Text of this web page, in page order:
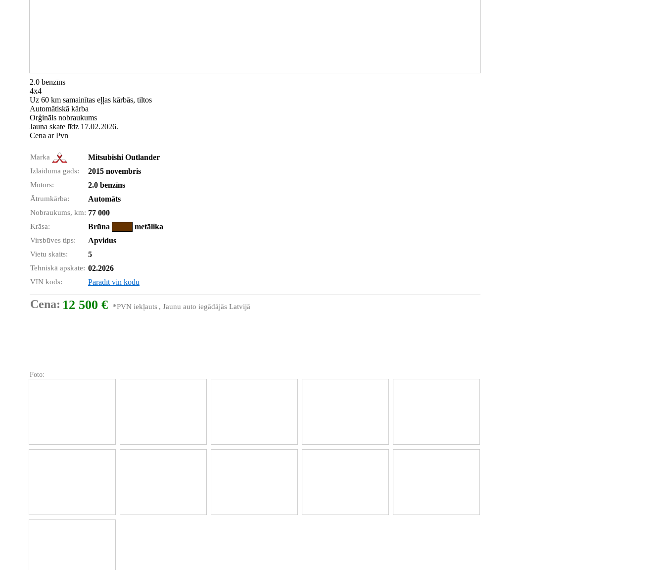
2.0 benzīns
4x4
Uz 60 km samainītas eļļas kārbās, tiltos
Automātiskā kārba
Orģināls nobraukums
Jauna skate līdz 17.02.2026.
Cena ar Pvn
Marka Mitsubishi Outlander
Izlaiduma gads: 2015 novembris
Motors: 2.0 benzīns
Ātrumkārba: Automāts
Nobraukums, km: 77 000
Krāsa: Brūna metālika
Virsbūves tips: Apvidus
Vietu skaits: 5
Tehniskā apskate: 02.2026
VIN kods: Parādīt vin kodu
Cena: 12 500 € *PVN iekļauts , Jaunu auto iegādājās Latvijā
Foto: